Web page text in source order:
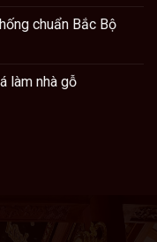
chuẩn Bắc Bộ
làm nhà gỗ